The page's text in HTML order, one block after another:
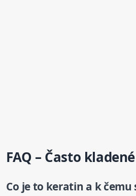
FAQ – Často
Co je to keratin a k čemu